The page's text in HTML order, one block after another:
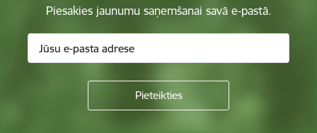
Piesakies jaunumu saņemšanai savā e-pastā.